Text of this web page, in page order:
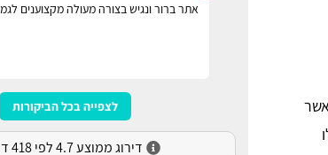
אתר ברור ונגיש בצורה מעולה מקצוענים
לצפייה בכל הביקורות
דירוג ממוצע 4.7 לפי 418 דירוגים